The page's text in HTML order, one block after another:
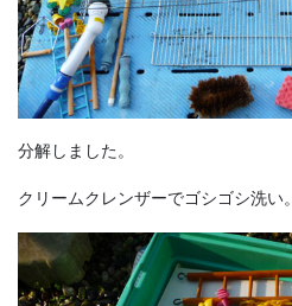
分解しました。
クリームクレンザーでゴシゴシ洗い。